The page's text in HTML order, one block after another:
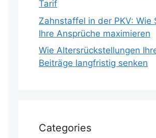
Tarif
Zahnstaffel in der PKV: Wie
Ihre Ansprüche maximieren
Wie Altersrückstellungen
Beiträge langfristig senken
Categories